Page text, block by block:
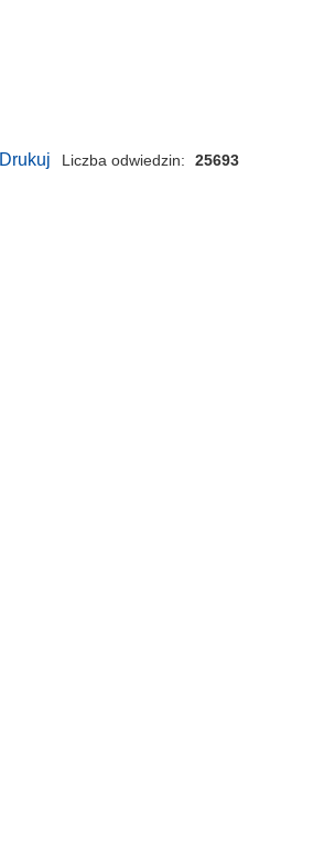
Drukuj Liczba odwiedzin 25693